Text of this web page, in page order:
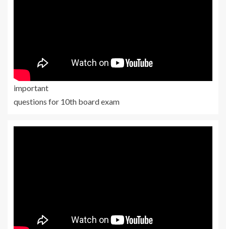
important
questions for 10th board exam